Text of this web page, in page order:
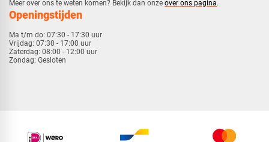
​​Meer over ons te weten komen? Bekijk dan onze over ons pagina.
Openingstijden
Ma t/m do: 07:30 - 17:30 uur
Vrijdag: 07:30 - 17:00 uur
Zaterdag: 08:00 - 12:00 uur
Zondag: Gesloten